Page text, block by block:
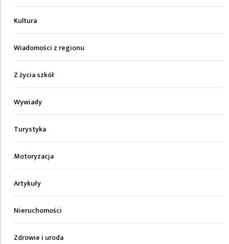
Kultura
Wiadomości z regionu
Z życia szkół
Wywiady
Turystyka
Motoryzacja
Artykuły
Nieruchomości
Zdrowie i uroda